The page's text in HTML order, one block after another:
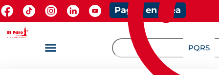
Pagos en línea
PQRS